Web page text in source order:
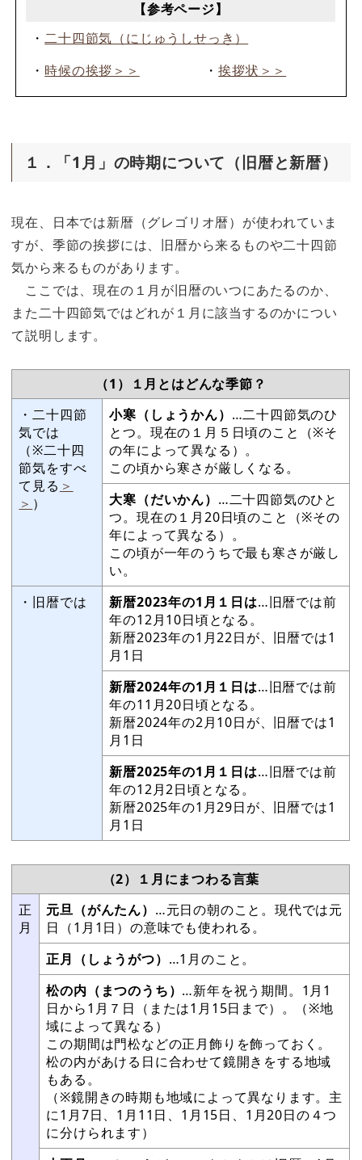
【参考ページ】
・二十四節気（にじゅうしせっき）
・ 時候の挨拶＞＞ ・挨拶状＞＞
１．「1月」の時期について（旧暦と新暦）
現在、日本では新暦（グレゴリオ暦）が使われていま
すが、季節の挨拶には、旧暦から来るものや二十四節
気から来るものがあります。
ここでは、現在の１月が旧暦のいつにあたるのか、
また二十四節気ではどれが１月に該当するのかについ
て説明します。
（1）１月とはどんな季節？
・二十四節
気では
（※二十四
節気をすべ
て見る ＞
＞ ）
小寒（しょうかん） …二十四節気のひ
とつ。現在の１月５日頃のこと（※そ
の年によって異なる）。
この頃から寒さが厳しくなる。
大寒（だいかん） …二十四節気のひと
つ。現在の１月20日頃のこと（※その
年によって異なる）。
この頃が一年のうちで最も寒さが厳し
い。
・旧暦では
新暦2023年の1月１日は…旧暦では前
年の12月10日頃となる。
新暦2023年の1月22日が、旧暦では1
月1日
新暦2024年の1月１日は…旧暦では前
年の11月20日頃となる。
新暦2024年の2月10日が、旧暦では1
月1日
新暦2025年の1月１日は…旧暦では前
年の12月2日頃となる。
新暦2025年の1月29日が、旧暦では1
月1日
（2）１月にまつわる言葉
正
月
元旦（がんたん） …元日の朝のこと。現代では元
日（1月1日）の意味でも使われる。
正月（しょうがつ） …1月のこと。
松の内（まつのうち） …新年を祝う期間。1月1
日から1月７日（または1月15日まで）。（※地
域によって異なる）
この期間は門松などの正月飾りを飾っておく。
松の内があける日に合わせて鏡開きをする地域
もある。
（※鏡開きの時期も地域によって異なります。主
に1月7日、1月11日、1月15日、1月20日の４つ
に分けられます）